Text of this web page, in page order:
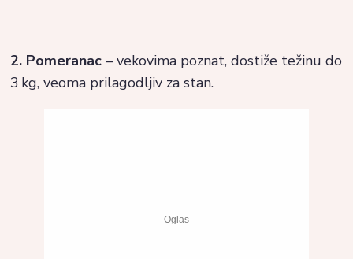
2. Pomeranac – vekovima poznat, dostiže težinu do
3 kg, veoma prilagodljiv za stan.